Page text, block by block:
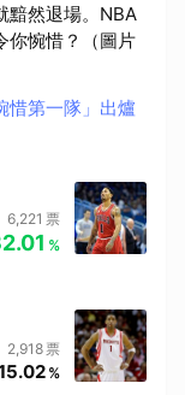
黯然退場。NBA
你惋惜？（圖片
惜第一隊」出爐
6,221 票
%
2,918 票
%